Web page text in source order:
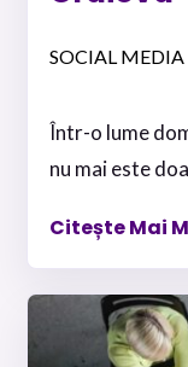
SOCIAL MEDIA
Într-o lume
nu mai este
Citește Mai